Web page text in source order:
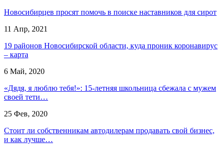
Новосибирцев просят помочь в поиске наставников для сирот
11 Апр, 2021
19 районов Новосибирской области, куда проник коронавирус
– карта
6 Май, 2020
«Дядя, я люблю тебя!»: 15-летняя школьница сбежала с мужем
своей тети…
25 Фев, 2020
Стоит ли собственникам автодилерам продавать свой бизнес,
и как лучше…